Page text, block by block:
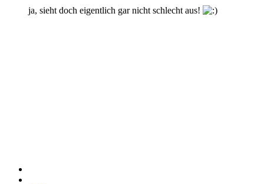
ja, sieht doch eigentlich gar nicht schlecht aus!